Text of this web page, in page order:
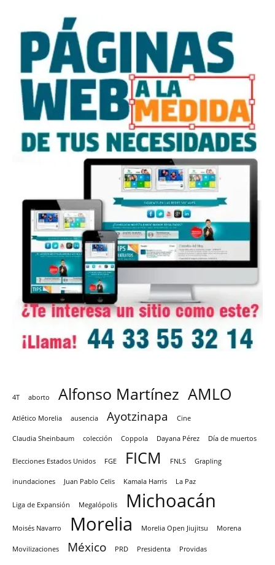
4T aborto Alfonso Martínez AMLO
Atlético Morelia ausencia Ayotzinapa Cine
Claudia Sheinbaum colección Coppola Dayana Pérez Día de muertos
Elecciones Estados Unidos FGE FICM FNLS Grapling
inundaciones Juan Pablo Celis Kamala Harris La Paz
Liga de Expansión Megalópolis Michoacán
Moisés Navarro Morelia Morelia Open Jiujitsu Morena
Movilizaciones México PRD Presidenta Providas